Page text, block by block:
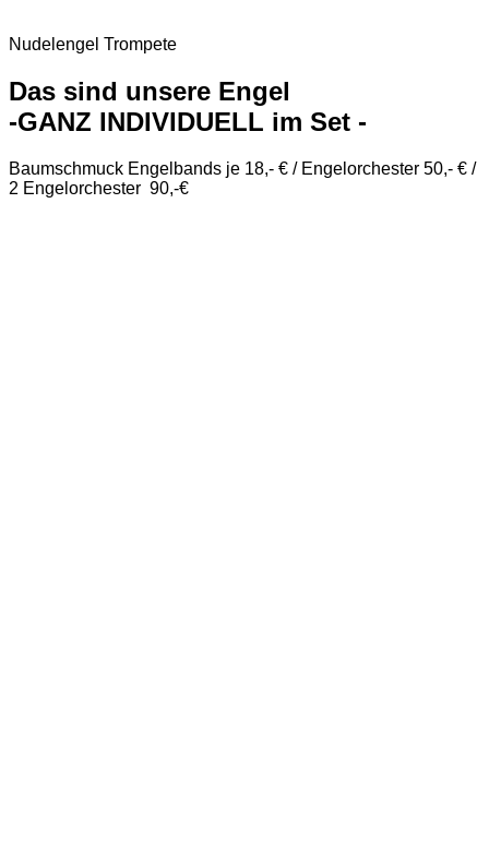
Nudelengel Trompete
Das sind unsere Engel
-GANZ INDIVIDUELL im Set -
Baumschmuck Engelbands je 18,- € / Engelorchester 50,- € /
2 Engelorchester 90,-€